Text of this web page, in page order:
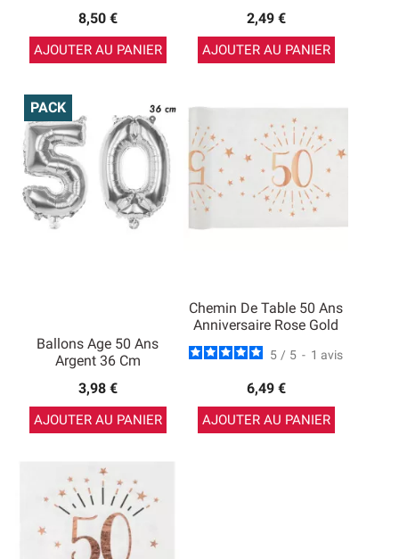
8,50 €
AJOUTER AU PANIER
2,49 €
AJOUTER AU PANIER
Ballons Age 50 Ans
Argent 36 Cm
3,98 €
AJOUTER AU PANIER
PACK
Chemin De Table 50 Ans
Anniversaire Rose Gold
5 / 5 - 1 avis
6,49 €
AJOUTER AU PANIER